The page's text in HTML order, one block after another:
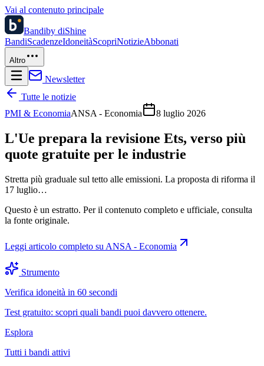
Vai al contenuto principale
Bandiby diShine
BandiScadenzeIdoneitàScopriNotizieAbbonati
Altro
Newsletter
Tutte le notizie
PMI & EconomiaANSA - Economia 8 luglio 2026
L'Ue prepara la revisione Ets, verso più
quote gratuite per le industrie
Stretta più graduale sul tetto alle emissioni. La proposta di riforma il
17 luglio…
Questo è un estratto. Per il contenuto completo e ufficiale, consulta
la fonte originale.
Leggi articolo completo su ANSA - Economia
Strumento
Verifica idoneità in 60 secondi
Test gratuito: scopri quali bandi puoi davvero ottenere.
Esplora
Tutti i bandi attivi